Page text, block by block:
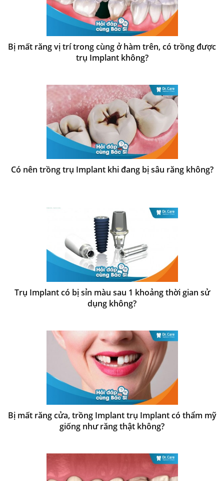
Bị mất răng vị trí trong cùng ở hàm trên, có trồng được
trụ Implant không?
Có nên trồng trụ Implant khi đang bị sâu răng không?
Trụ Implant có bị sỉn màu sau 1 khoảng thời gian sử
dụng không?
Bị mất răng cửa, trồng Implant trụ Implant có thẩm mỹ
giống như răng thật không?